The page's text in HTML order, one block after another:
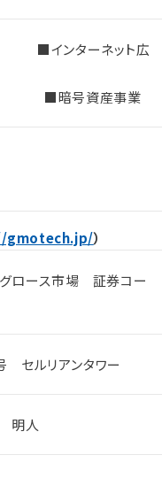
■インターネット広
■暗号資産事業
gmotech.jp/）
ロース市場 証券コー
セルリアンタワー
明人